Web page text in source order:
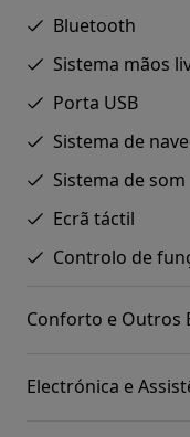
Bluetooth
Sistema mãos
Porta USB
Sistema de
Sistema de som
Ecrã táctil
Controlo de
Conforto e Outros
Electrónica e